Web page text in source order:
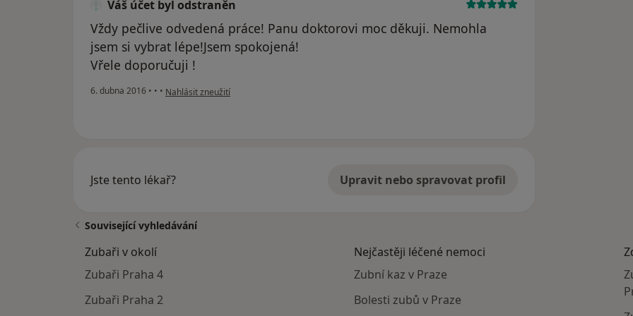
Váš účet byl odstraněn
Vždy pečlive odvedená práce! Panu doktorovi moc děkuji. Nemohla
jsem si vybrat lépe!Jsem spokojená!
Vřele doporučuji !
6. dubna 2016 • • • podle názoru uživatele Váš účet byl odstraněn
Nahlásit zneužití
Jste tento lékař? Upravit nebo spravovat profil
Související vyhledávání
Zubaři v okolí
Zubaři Praha 4
Zubaři Praha 2
Nejčastěji léčené nemoci
Zubní kaz v Praze
Bolesti zubů v Praze